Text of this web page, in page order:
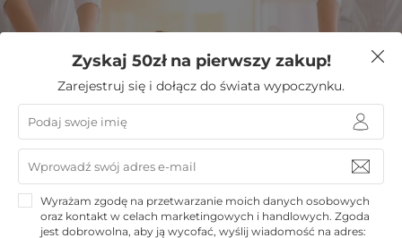
Spodobała Ci się ta oferta?
Zostało Ci zaledwie kilka kroków do niezwykłego
wypoczynku
Zyskaj 50zł na pierwszy zakup!
Zarejestruj się i dołącz do świata wypoczynku.
Wyrażam zgodę na przetwarzanie moich danych osobowych
oraz kontakt w celach marketingowych i handlowych. Zgoda
jest dobrowolna, aby ją wycofać, wyślij wiadomość na adres: